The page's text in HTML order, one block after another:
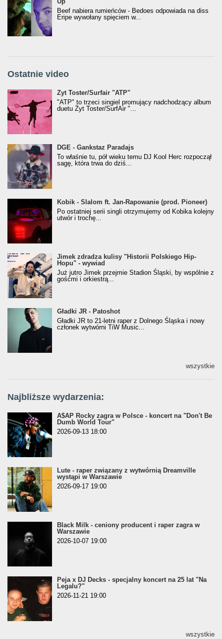
Beef nabiera rumieńców - Bedoes odpowiada na diss
Eripe wywołany spięciem w...
Ostatnie video
Żyt Toster/SurfAir - ATP VIDEO
Żyt Toster/Surfair "ATP"
"ATP" to trzeci singiel promujący nadchodzący album
duetu Żyt Toster/SurfAir "...
donGURALesko z nagrodą za
Klasyczny/Trueschoolowy Album Roku
(Popkillery 2023)
DGE - Gankstaz Paradajs
To właśnie tu, pół wieku temu DJ Kool Herc rozpoczął
sagę, która trwa do dziś...
Kobik - Slalom ft. Jan-Rapowanie (prod. Pioneer)
[Official Music Visualiser]
Kobik - Slalom ft. Jan-Rapowanie (prod. Pioneer)
Po ostatniej serii singli otrzymujemy od Kobika kolejny
utwór i trochę...
Jimek zdradza kulisy "Historii Polskiego Hip-
Hopu" - wywiad
Jimek zdradza kulisy "Historii Polskiego Hip-
Hopu" - wywiad
Już jutro Jimek przejmie Stadion Śląski, by wspólnie z
gośćmi i orkiestrą...
Gładki JR - Patoshot
Gładki JR - Patoshot
Gładki JR to 21-letni raper z Dolnego Śląska i nowy
członek wytwórni TiW Music...
wszystkie
Najbliższe wydarzenia:
A$AP Rocky zagra w Polsce - koncert na "Don't Be
Dumb World Tour"
2026-09-13 18:00
Lute - raper związany z wytwórnią Dreamville
wystąpi w Warszawie
2026-09-17 19:00
Black Milk - ceniony producent i raper zagra w
Warszawie
2026-10-07 19:00
Peja x DJ Decks - specjalny koncert na 25 lat "Na
Legalu?"
2026-11-21 19:00
wszystkie